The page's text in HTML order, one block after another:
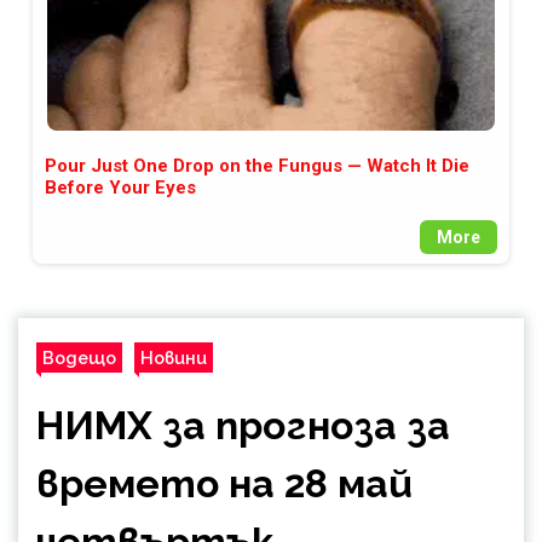
Pour Just One Drop on the Fungus — Watch It Die
Before Your Eyes
More
Водещо Новини
НИМХ за прогноза за
времето на 28 май